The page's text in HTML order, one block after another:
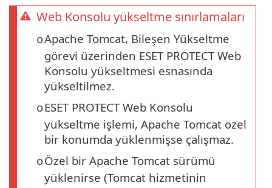
Web Konsolu yükseltme sınırlamaları
oApache Tomcat, Bileşen Yükseltme
görevi üzerinden ESET PROTECT Web
Konsolu yükseltmesi esnasında
yükseltilmez.
oESET PROTECT Web Konsolu
yükseltme işlemi, Apache Tomcat özel
bir konumda yüklenmişse çalışmaz.
oÖzel bir Apache Tomcat sürümü
yüklenirse (Tomcat hizmetinin